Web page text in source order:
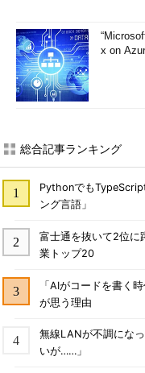
x on
総合記事ランキング
Pythonでも
ング言語」
富士通を抜いて2位
業トップ20
「AIがコードを書く
が思う理由
無線LANが不調にな
いが……」